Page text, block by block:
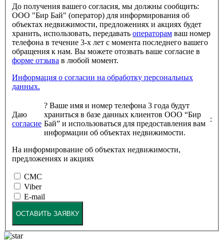
До получения вашего согласия, мы должны сообщить:
ООО "Бир Бай" (оператор) для информирования об
объектах недвижимости, предложениях и акциях будет
хранить, использовать, передавать операторам
телефона в течение 3-х лет с момента последнего вашего
обращения к нам. Вы можете отозвать ваше согласие в
форме отзыва
в любой момент.
Информация о согласии на обработку персональных
данных.
Даю
согласие
? Ваше имя и номер телефона 3 года будут
храниться в базе данных клиентов ООО “Бир
Бай” и использоваться для предоставления вам
информации об объектах недвижимости.
:
На информирование об объектах недвижимости,
предложениях и акциях
СМС
Viber
E-mail
ОСТАВИТЬ ЗАЯВКУ